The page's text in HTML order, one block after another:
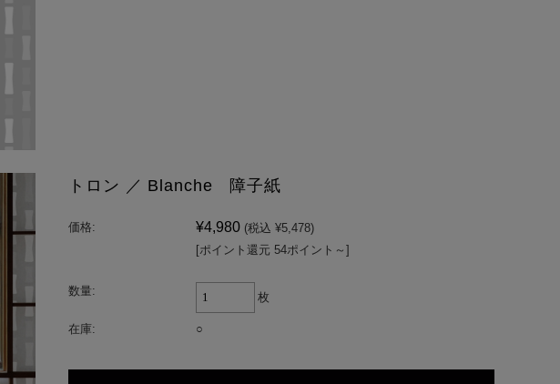
トロン ／ Blanche 障子紙
価格: ¥4,980 (税込 ¥5,478)
[ポイント還元 54ポイント～]
数量: 枚
在庫: ○